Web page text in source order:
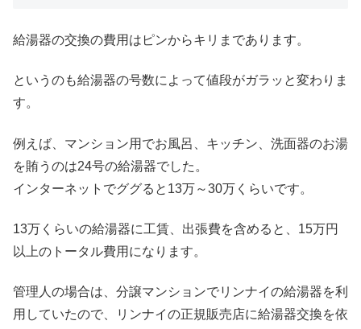
給湯器の交換の費用はピンからキリまであります。
というのも給湯器の号数によって値段がガラッと変わりま
す。
例えば、マンション用でお風呂、キッチン、洗面器のお湯
を賄うのは24号の給湯器でした。
インターネットでググると13万～30万くらいです。
13万くらいの給湯器に工賃、出張費を含めると、15万円
以上のトータル費用になります。
管理人の場合は、分譲マンションでリンナイの給湯器を利
用していたので、リンナイの正規販売店に給湯器交換を依